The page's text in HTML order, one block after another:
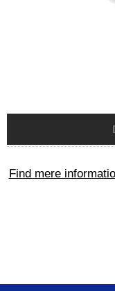
Find mere